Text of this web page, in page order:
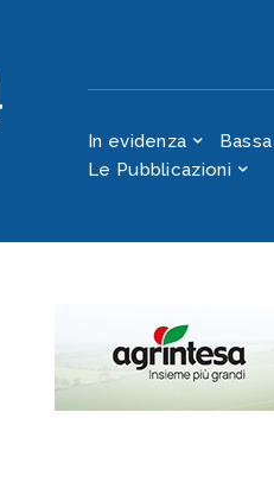
In evidenza
Le Pubblicazioni